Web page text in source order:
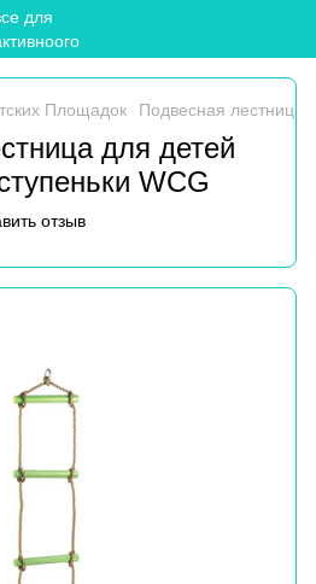
Площадок Подвесная лестница
для детей
WCG
отзыв